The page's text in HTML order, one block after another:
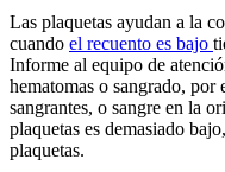
Las plaquetas ayudan a la
cuando el recuento es bajo
Informe al equipo de
hematomas o sangrado, por
sangrantes, o sangre en la
plaquetas es demasiado
plaquetas.